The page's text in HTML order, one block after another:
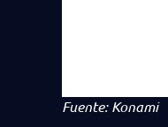
Fuente: Konami